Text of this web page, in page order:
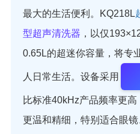
最大的生活便利。KQ218L
型超声清洗器 ，以仅
0.65L的超迷你容量，将专
人日常生活。设备采用
比标准40kHz产品频率更
更温和精细，特别适合眼